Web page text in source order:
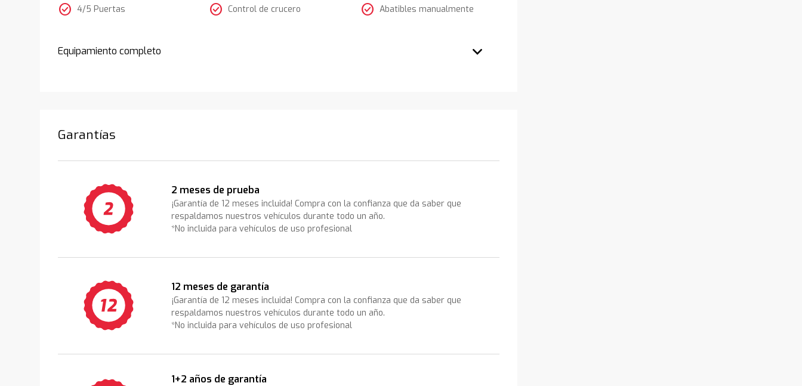
check_circle 4/5 Puertas check_circle Control de crucero check_circle Abatibles manualmente
Equipamiento completo
Garantías
2 meses de prueba
¡Garantía de 12 meses incluida! Compra con la confianza que da saber que
respaldamos nuestros vehículos durante todo un año.
*No incluida para vehículos de uso profesional
12 meses de garantía
¡Garantía de 12 meses incluida! Compra con la confianza que da saber que
respaldamos nuestros vehículos durante todo un año.
*No incluida para vehículos de uso profesional
1+2 años de garantía